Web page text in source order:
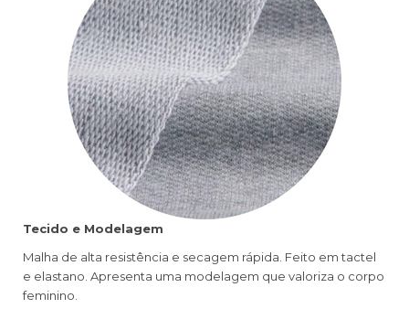
Tecido e Modelagem
Malha de alta resistência e secagem rápida. Feito em tactel
e elastano. Apresenta uma modelagem que valoriza o corpo
feminino.